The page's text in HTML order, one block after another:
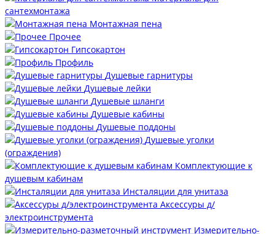
сантехмонтажа
Монтажная пена
Прочее
Гипсокартон
Профиль
Душевые гарнитуры
Душевые лейки
Душевые шланги
Душевые кабины
Душевые поддоны
Душевые уголки
(ограждения)
Комплектующие к
душевым кабинам
Инсталяции для унитаза
Аксессуры д/
электроинструмента
Измерительно-